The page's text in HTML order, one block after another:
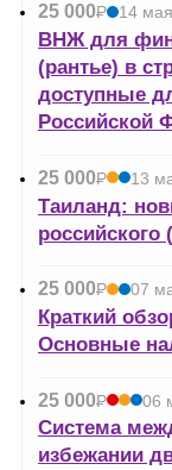
25 000Р
УБ.
14
ВНЖ для
(рантье) в
доступные
Российской
25 000Р
УБ.
13
Таиланд:
российского
25 000Р
УБ.
07
Краткий
Основные
25 000Р
УБ.
06
Система
избежании